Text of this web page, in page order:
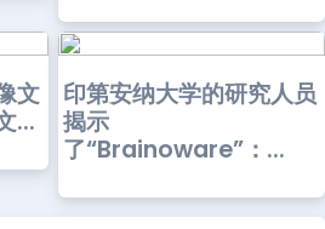
文
...
印第安纳大学的研究人员
揭示
了“Brainoware”：...